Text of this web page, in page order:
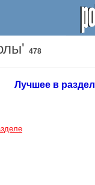
478
Лучшее в